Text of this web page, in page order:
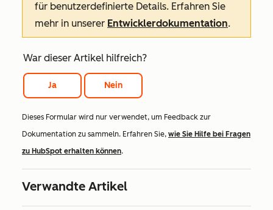
für benutzerdefinierte Details. Erfahren Sie
mehr in unserer Entwicklerdokumentation.
War dieser Artikel hilfreich?
Ja Nein
Dieses Formular wird nur verwendet, um Feedback zur
Dokumentation zu sammeln. Erfahren Sie, wie Sie Hilfe bei Fragen
zu HubSpot erhalten können.
Verwandte Artikel